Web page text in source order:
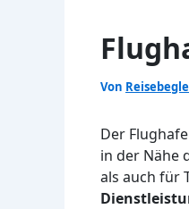
Von
Der
in der Nähe
als auch für